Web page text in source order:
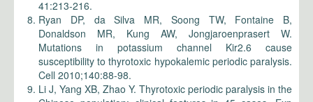
41:213-216.
Ryan DP, da Silva MR, Soong TW, Fontaine B,
Donaldson MR, Kung AW, Jongjaroenprasert W.
Mutations in potassium channel Kir2.6 cause
susceptibility to thyrotoxic hypokalemic periodic paralysis.
Cell 2010;140:88-98.
Li J, Yang XB, Zhao Y. Thyrotoxic periodic paralysis in the